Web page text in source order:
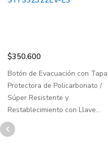
$350.600
Botón de Evacuación con Tapa
Protectora de Policarbonato /
Súper Resistente y
Restablecimiento con Llave...